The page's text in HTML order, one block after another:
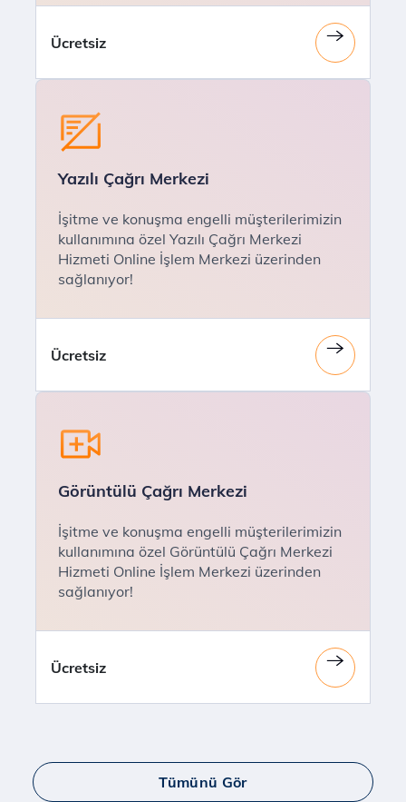
Ücretsiz
Yazılı Çağrı Merkezi
İşitme ve konuşma engelli müşterilerimizin
kullanımına özel Yazılı Çağrı Merkezi
Hizmeti Online İşlem Merkezi üzerinden
sağlanıyor!
Ücretsiz
Görüntülü Çağrı Merkezi
İşitme ve konuşma engelli müşterilerimizin
kullanımına özel Görüntülü Çağrı Merkezi
Hizmeti Online İşlem Merkezi üzerinden
sağlanıyor!
Ücretsiz
Tümünü Gör